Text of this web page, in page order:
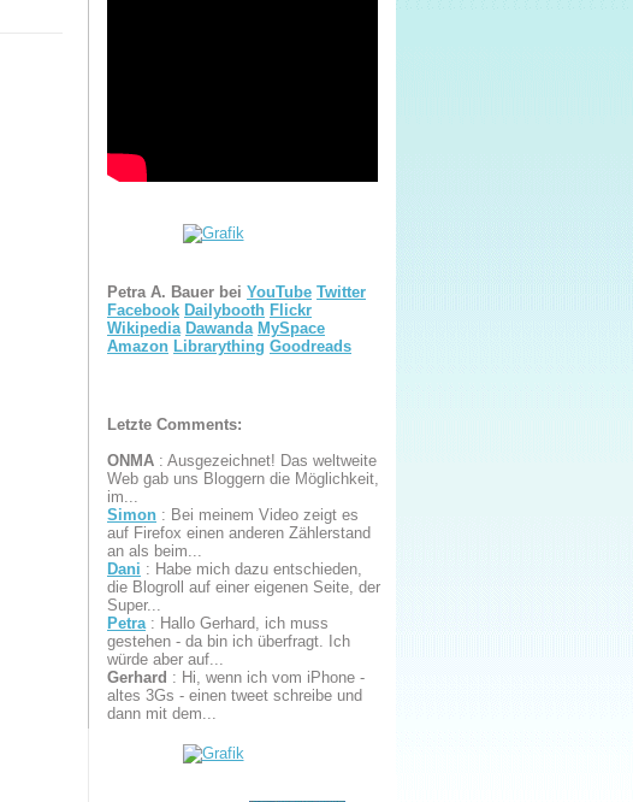
Petra A. Bauer bei YouTube Twitter
Facebook Dailybooth Flickr
Wikipedia Dawanda MySpace
Amazon Librarything Goodreads
Letzte Comments:
ONMA : Ausgezeichnet! Das weltweite
Web gab uns Bloggern die Möglichkeit,
im...
Simon : Bei meinem Video zeigt es
auf Firefox einen anderen Zählerstand
an als beim...
Dani : Habe mich dazu entschieden,
die Blogroll auf einer eigenen Seite, der
Super...
Petra : Hallo Gerhard, ich muss
gestehen - da bin ich überfragt. Ich
würde aber auf...
Gerhard : Hi, wenn ich vom iPhone -
altes 3Gs - einen tweet schreibe und
dann mit dem...